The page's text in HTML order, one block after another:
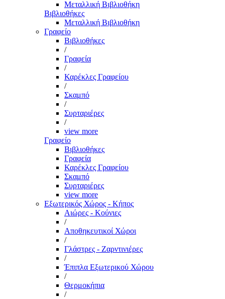
Μεταλλική Βιβλιοθήκη
Βιβλιοθήκες
Μεταλλική Βιβλιοθήκη
Γραφείο
Βιβλιοθήκες
/
Γραφεία
/
Καρέκλες Γραφείου
/
Σκαμπό
/
Συρταριέρες
/
view more
Γραφείο
Βιβλιοθήκες
Γραφεία
Καρέκλες Γραφείου
Σκαμπό
Συρταριέρες
view more
Εξωτερικός Χώρος - Κήπος
Αιώρες - Κούνιες
/
Αποθηκευτικοί Χώροι
/
Γλάστρες - Ζαρντινιέρες
/
Έπιπλα Εξωτερικού Χώρου
/
Θερμοκήπια
/